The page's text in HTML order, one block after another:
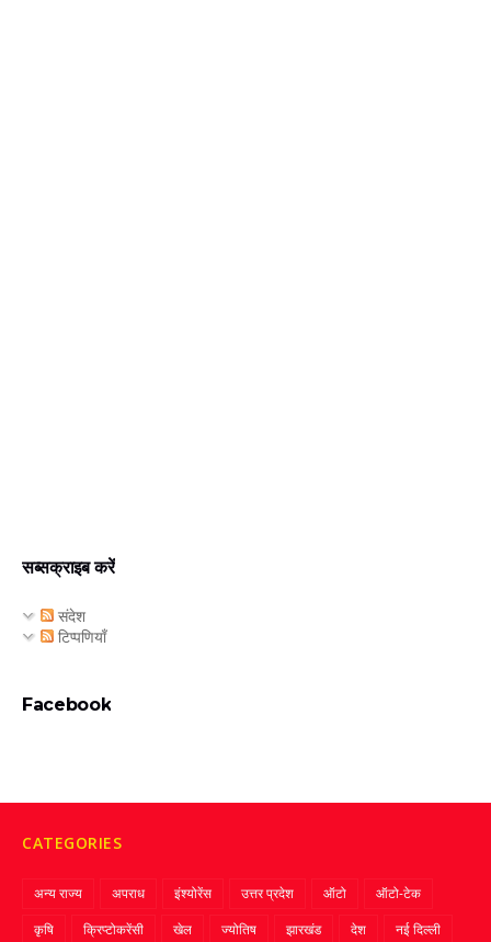
सब्सक्राइब करें
संदेश
टिप्पणियाँ
Facebook
CATEGORIES
अन्य राज्य अपराध इंश्योरेंस उत्तर प्रदेश ऑटो
ऑटो-टेक
कृषि
क्रिप्‍टोकरेंसी खेल ज्‍योतिष झारखंड देश
नई दिल्ली